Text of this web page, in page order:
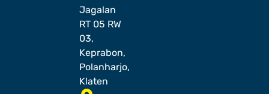
Jagalan
RT 05 RW
03,
Keprabon,
Polanharjo,
Klaten